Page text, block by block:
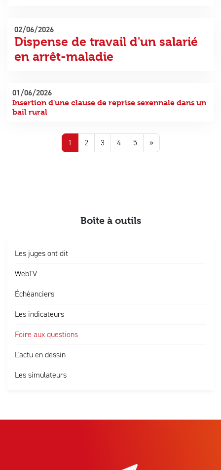
Dispense de travail d'un salarié
en arrêt-maladie
02/06/2026
Insertion d'une clause de reprise sexennale dans un
bail rural
01/06/2026
1 2 3 4 5 »
Boîte à outils
Les juges ont dit
WebTV
Échéanciers
Les indicateurs
Foire aux questions
L'actu en dessin
Les simulateurs